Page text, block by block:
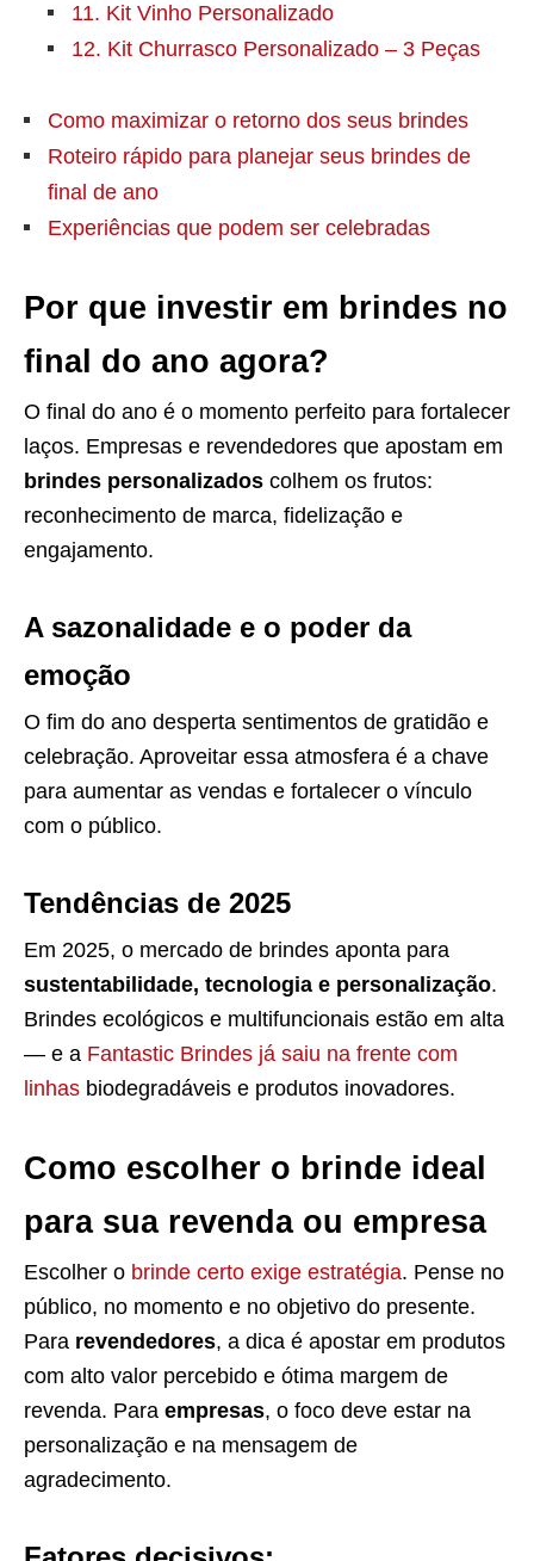
11. Kit Vinho Personalizado
12. Kit Churrasco Personalizado – 3 Peças
Como maximizar o retorno dos seus brindes
Roteiro rápido para planejar seus brindes de
final de ano
Experiências que podem ser celebradas
Por que investir em brindes no
final do ano agora?
O final do ano é o momento perfeito para fortalecer
laços. Empresas e revendedores que apostam em
brindes personalizados colhem os frutos:
reconhecimento de marca, fidelização e
engajamento.
A sazonalidade e o poder da
emoção
O fim do ano desperta sentimentos de gratidão e
celebração. Aproveitar essa atmosfera é a chave
para aumentar as vendas e fortalecer o vínculo
com o público.
Tendências de 2025
Em 2025, o mercado de brindes aponta para
sustentabilidade, tecnologia e personalização.
Brindes ecológicos e multifuncionais estão em alta
— e a Fantastic Brindes já saiu na frente com
linhas biodegradáveis e produtos inovadores.
Como escolher o brinde ideal
para sua revenda ou empresa
Escolher o brinde certo exige estratégia. Pense no
público, no momento e no objetivo do presente.
Para revendedores, a dica é apostar em produtos
com alto valor percebido e ótima margem de
revenda. Para empresas, o foco deve estar na
personalização e na mensagem de
agradecimento.